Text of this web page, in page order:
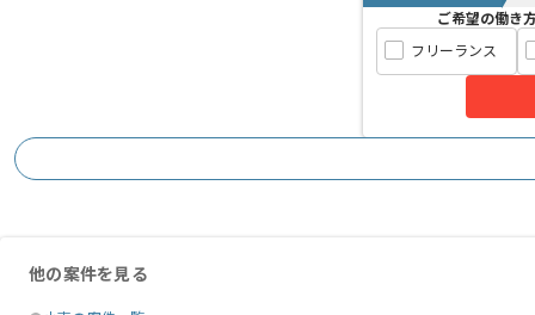
ご希望の働き
フリーランス
他の案件を見る